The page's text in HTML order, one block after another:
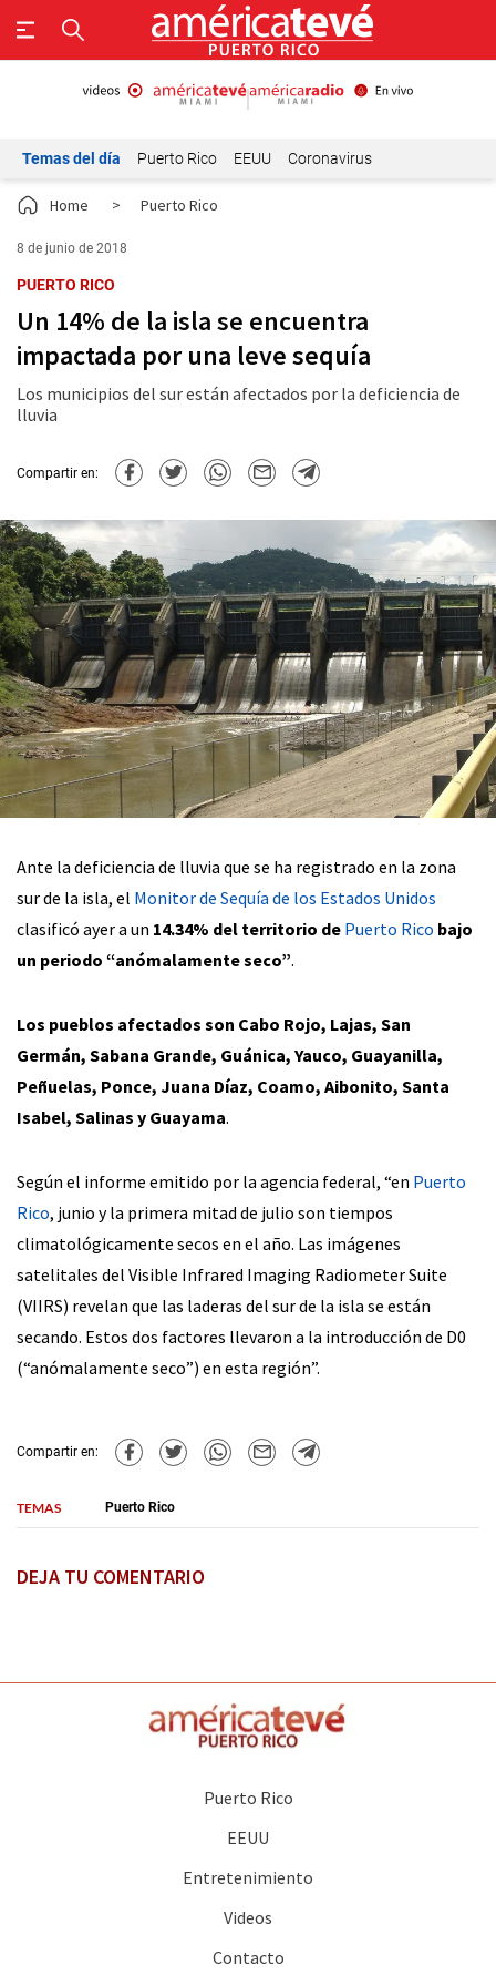
Temas del día Puerto Rico EEUU Coronavirus
Home > Puerto Rico
8 de junio de 2018
PUERTO RICO
Un 14% de la isla se encuentra
impactada por una leve sequía
Los municipios del sur están afectados por la deficiencia de
lluvia
Compartir en:
Ante la deficiencia de lluvia que se ha registrado en la zona
sur de la isla, el Monitor de Sequía de los Estados Unidos
clasificó ayer a un 14.34% del territorio de Puerto Rico bajo
un periodo “anómalamente seco”.
Los pueblos afectados son Cabo Rojo, Lajas, San
Germán, Sabana Grande, Guánica, Yauco, Guayanilla,
Peñuelas, Ponce, Juana Díaz, Coamo, Aibonito, Santa
Isabel, Salinas y Guayama.
Según el informe emitido por la agencia federal, “en Puerto
Rico, junio y la primera mitad de julio son tiempos
climatológicamente secos en el año. Las imágenes
satelitales del Visible Infrared Imaging Radiometer Suite
(VIIRS) revelan que las laderas del sur de la isla se están
secando. Estos dos factores llevaron a la introducción de D0
(“anómalamente seco”) en esta región”.
Compartir en:
TEMAS Puerto Rico
DEJA TU COMENTARIO
Puerto Rico
EEUU
Entretenimiento
Videos
Contacto